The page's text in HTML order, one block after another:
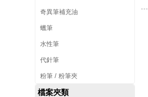
奇異筆補充油
蠟筆
水性筆
代針筆
粉筆 / 粉筆夾
檔案夾類